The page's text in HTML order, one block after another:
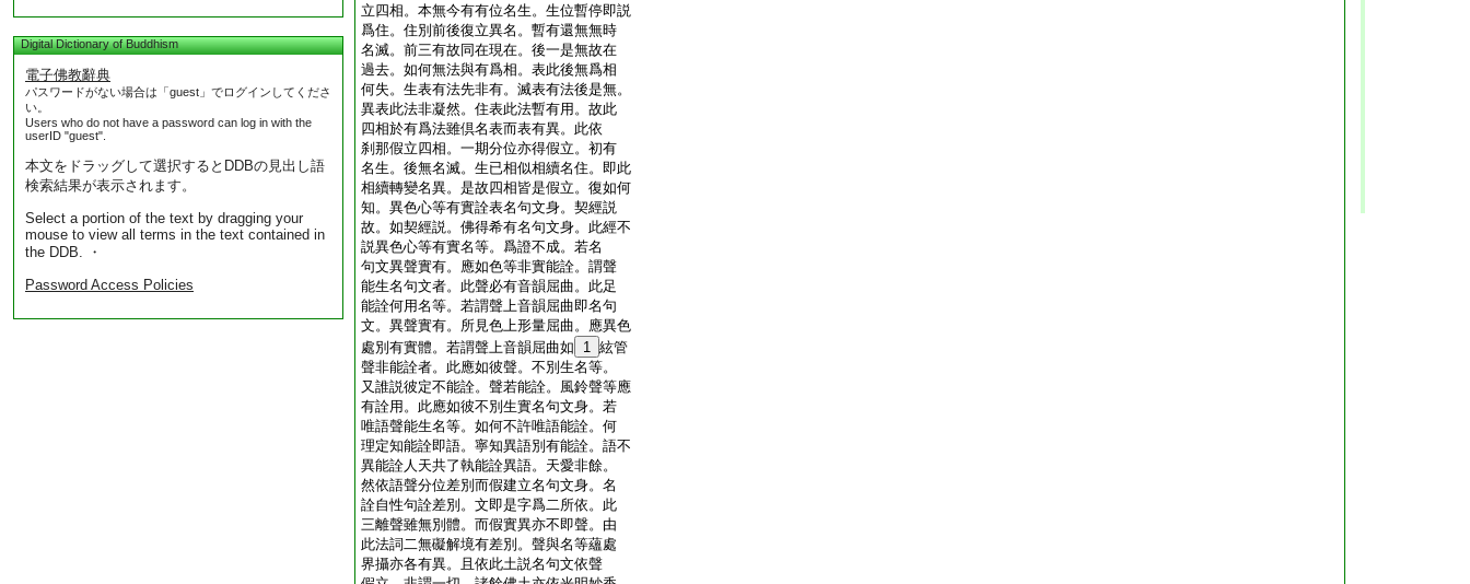
Digital Dictionary of Buddhism
電子佛教辭典
パスワードがない場合は「guest」でログインしてくださ
い。
Users who do not have a password can log in with the
userID "guest".
本文をドラッグして選択するとDDBの見出し語
検索結果が表示されます。
Select a portion of the text by dragging your
mouse to view all terms in the text contained in
the DDB. ・
Password Access Policies
立四相。本無今有有位名生。生位暫停即説
爲住。住別前後復立異名。暫有還無無時
名滅。前三有故同在現在。後一是無故在
過去。如何無法與有爲相。表此後無爲相
何失。生表有法先非有。滅表有法後是無。
異表此法非凝然。住表此法暫有用。故此
四相於有爲法雖倶名表而表有異。此依
刹那假立四相。一期分位亦得假立。初有
名生。後無名滅。生已相似相續名住。即此
相續轉變名異。是故四相皆是假立。復如何
知。異色心等有實詮表名句文身。契經説
故。如契經説。佛得希有名句文身。此經不
説異色心等有實名等。爲證不成。若名
句文異聲實有。應如色等非實能詮。謂聲
能生名句文者。此聲必有音韻屈曲。此足
能詮何用名等。若謂聲上音韻屈曲即名句
文。異聲實有。所見色上形量屈曲。應異色
處別有實體。若謂聲上音韻屈曲如
1 絃管
聲非能詮者。此應如彼聲。不別生名等。
又誰説彼定不能詮。聲若能詮。風鈴聲等應
有詮用。此應如彼不別生實名句文身。若
唯語聲能生名等。如何不許唯語能詮。何
理定知能詮即語。寧知異語別有能詮。語不
異能詮人天共了執能詮異語。天愛非餘。
然依語聲分位差別而假建立名句文身。名
詮自性句詮差別。文即是字爲二所依。此
三離聲雖無別體。而假實異亦不即聲。由
此法詞二無礙解境有差別。聲與名等蘊處
界攝亦各有異。且依此土説名句文依聲